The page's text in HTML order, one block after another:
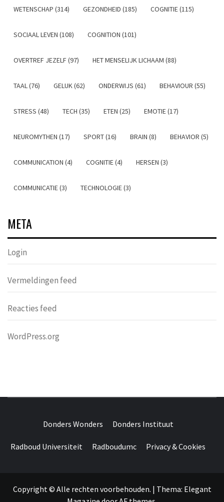
WETENSCHAP (314) GEZONDHEID (185) COGNITIE (115)
SOCIAAL LEVEN (108) COGNITION (101)
OVERTREF JEZELF (97) HET MENSELIJK LICHAAM (88)
TAAL (76) GELUK (62) ONDERWIJS (61) BEHAVIOUR (55)
STRESS (48) TECH (35) ETEN (25) EMOTIE (17)
NEUROMYTHEN (17) SPORT (16) BRAIN (8) BEHAVIOR (5)
COMMUNICATION (4) COGNITIE (4) HERSEN (3)
COMMUNICATIE (3) TECHNOLOGIE (3)
META
Login
Vermeldingen feed
Reacties feed
WordPress.org
WONDERS
Donders Wonders Donders Instituut
Radboud Universiteit Radboudumc Privacy & Cookies
Copyright © Alle rechten voorbehouden. | Thema: Elegant